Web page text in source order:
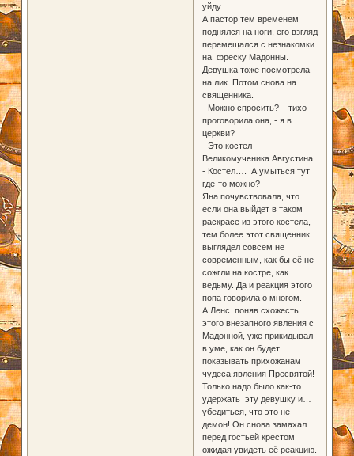
уйду.
А пастор тем временем
поднялся на ноги, его взгляд
перемещался с незнакомки
на фреску Мадонны.
Девушка тоже посмотрела
на лик. Потом снова на
священника.
- Можно спросить? – тихо
проговорила она, - я в
церкви?
- Это костел
Великомученика Августина.
- Костел…. А умыться тут
где-то можно?
Яна почувствовала, что
если она выйдет в таком
раскрасе из этого костела,
тем более этот священник
выглядел совсем не
современным, как бы её не
сожгли на костре, как
ведьму. Да и реакция этого
попа говорила о многом.
А Ленс поняв схожесть
этого внезапного явления с
Мадонной, уже прикидывал
в уме, как он будет
показывать прихожанам
чудеса явления Пресвятой!
Только надо было как-то
удержать эту девушку и…
убедиться, что это не
демон! Он снова замахал
перед гостьей крестом
ожидая увидеть её реакцию.